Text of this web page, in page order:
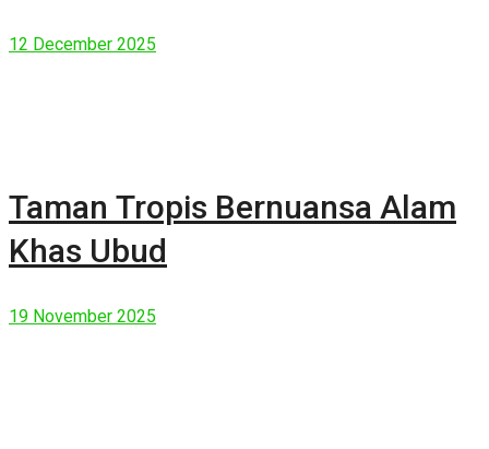
12 December 2025
Taman Tropis Bernuansa Alam
Khas Ubud
19 November 2025